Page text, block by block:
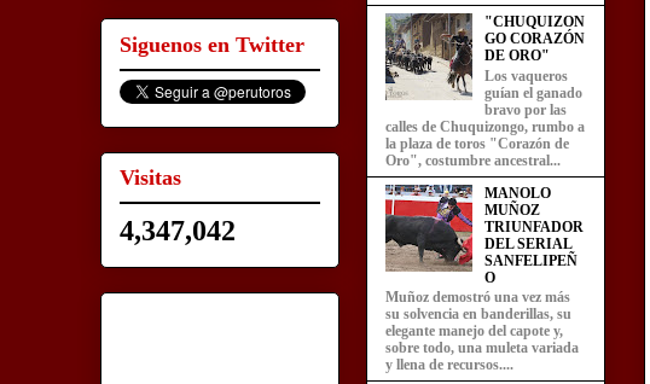
Siguenos en Twitter
Visitas
4,347,042
"CHUQUIZON
GO CORAZÓN
DE ORO"
Los vaqueros
guían el ganado
bravo por las
calles de Chuquizongo, rumbo a
la plaza de toros "Corazón de
Oro", costumbre ancestral...
MANOLO
MUÑOZ
TRIUNFADOR
DEL SERIAL
SANFELIPEÑ
O
Muñoz demostró una vez más
su solvencia en banderillas, su
elegante manejo del capote y,
sobre todo, una muleta variada
y llena de recursos....